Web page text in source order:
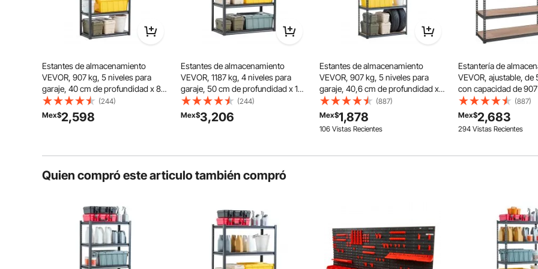
artículos de diferentes tamaños y maximizando la utilización del espacio.
Estantes de almacenamiento
VEVOR, 907 kg, 5 niveles para
garaje, 40 cm de profundidad x 81
cm de ancho x 160 cm de alto,
ajustables, ideales para cocina,
almacén y sótano, color negro.
(244)
Mex$2,598
Estantes de almacenamiento
VEVOR, 1187 kg, 4 niveles para
garaje, 50 cm de profundidad x 101
cm de ancho x 145 cm de alto,
ajustables, ideales para cocina,
almacén y sótano, color negro.
(244)
Mex$3,206
Estantes de almacenamiento
VEVOR, 907 kg, 5 niveles para
garaje, 40,6 cm de profundidad x
91,4 cm de ancho x 180,8 cm de
alto, ajustables, ideales para
cocina, almacén y sótano, color
negro.
(887)
Mex$1,878
106 Vistas Recientes
Estantería de
VEVOR, ajustable, de
con capacidad de
resistente, de metal,
color negro, 45,7 cm
profundidad x 122,9
183,8 cm de alto, ideal
lavandería.
(887)
Mex$2,683
294 Vistas Recientes
Quien compró este articulo también compró